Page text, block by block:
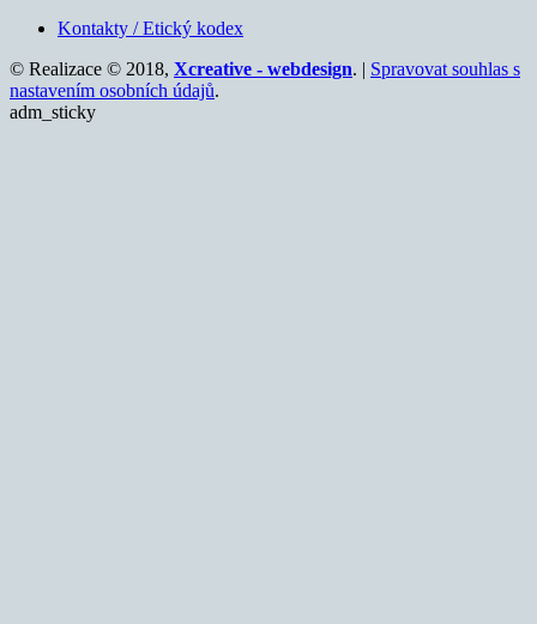
Kontakty / Etický kodex
© Realizace © 2018, Xcreative - webdesign. | Spravovat souhlas s
nastavením osobních údajů.
adm_sticky